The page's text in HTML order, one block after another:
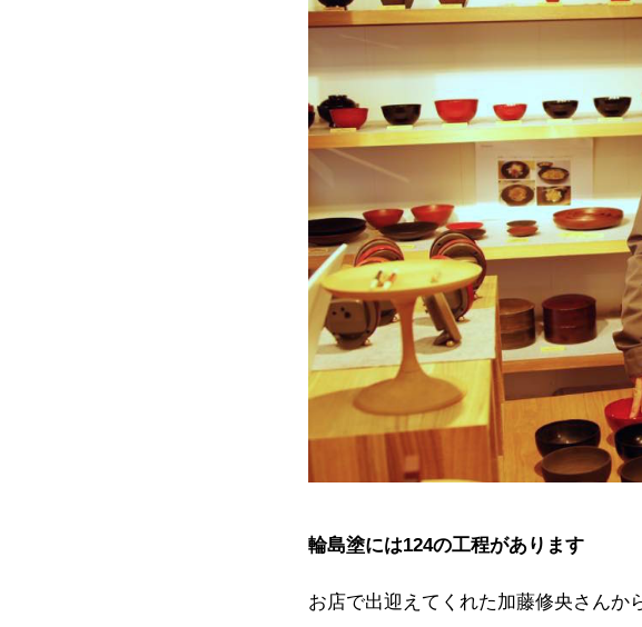
輪島塗には124の工程があります
お店で出迎えてくれた加藤修央さんか